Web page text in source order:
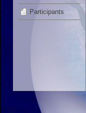
Participants